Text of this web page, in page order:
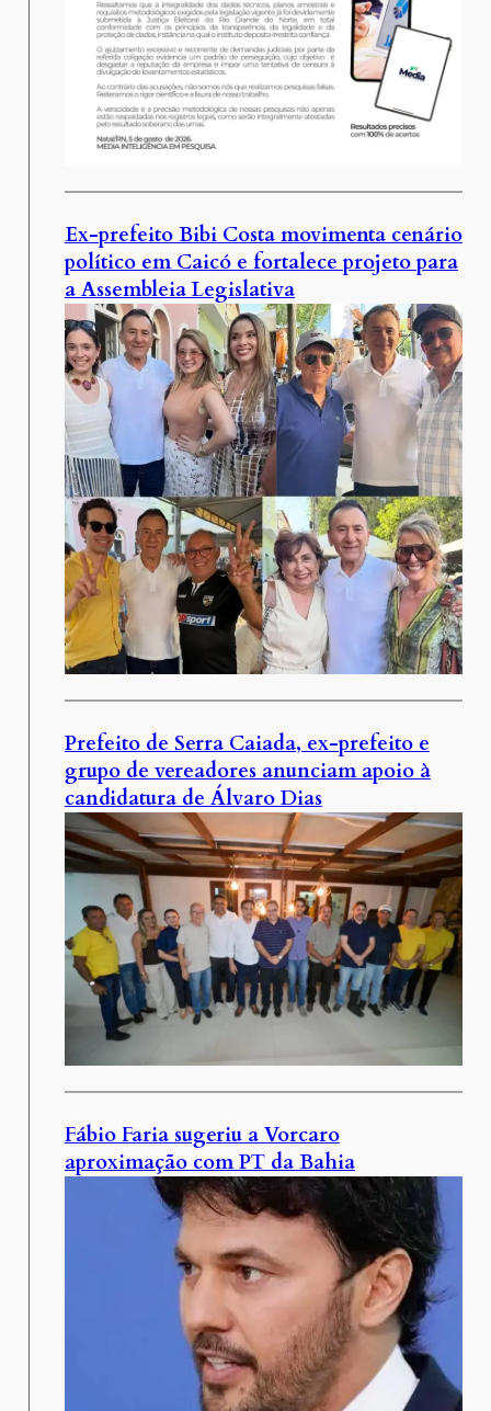
Ex-prefeito Bibi Costa movimenta cenário
político em Caicó e fortalece projeto para
a Assembleia Legislativa
Prefeito de Serra Caiada, ex-prefeito e
grupo de vereadores anunciam apoio à
candidatura de Álvaro Dias
Fábio Faria sugeriu a Vorcaro
aproximação com PT da Bahia